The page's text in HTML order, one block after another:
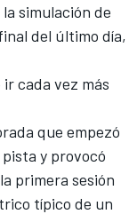
simulación de
del último día,
cada vez más
que empezó
y provocó
primera sesión
típico de un